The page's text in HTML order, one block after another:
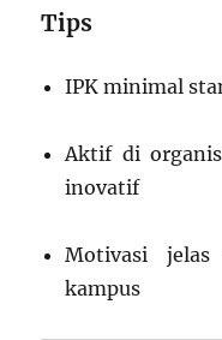
Tips
IPK minimal
Aktif di
inovatif
Motivasi
kampus